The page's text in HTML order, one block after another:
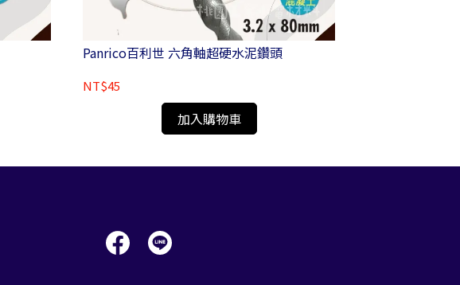
Panrico百利世 六角軸超硬水泥鑽頭
NT$45
加入購物車